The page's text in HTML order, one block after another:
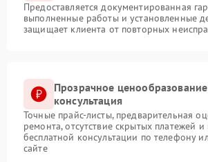
Предоставляется документированная
выполненные работы и установленные
защищает клиента от повторных
Прозрачное
консультация
Точные прайс-листы, предварительная
ремонта, отсутствие скрытых платежей
бесплатной консультации по телефону
сайте